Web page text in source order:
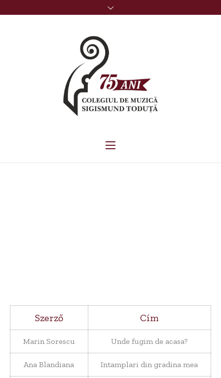
Szerző Cím
Marin Sorescu Unde fugim de acasa?
Ana Blandiana Intamplari din gradina mea